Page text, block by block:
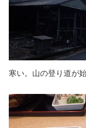
寒い。山の登り道が